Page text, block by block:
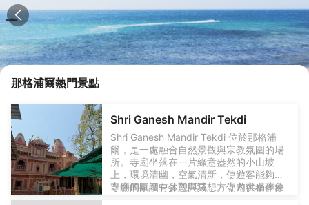
那格浦爾熱門景點
Shri Ganesh Mandir Tekdi
Shri Ganesh Mandir Tekdi 位於那格浦
爾，是一處融合自然景觀與宗教氛圍的場
所。寺廟坐落在一片綠意盎然的小山坡
上，環境清幽，空氣清新，使遊客能夠在
寧靜的氛圍中參觀與冥想。寺內供奉著象
寺廟周圍設有休憩區域，方便遊客稍作停